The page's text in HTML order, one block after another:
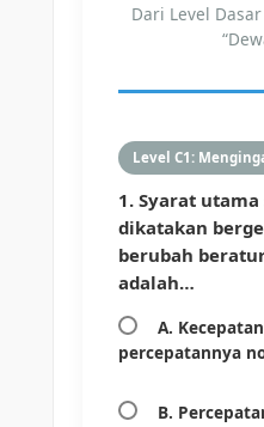
Dari Level
Level C1:
1. Syarat
dikatakan
berubah
adalah…
A.
percepatannya
B.